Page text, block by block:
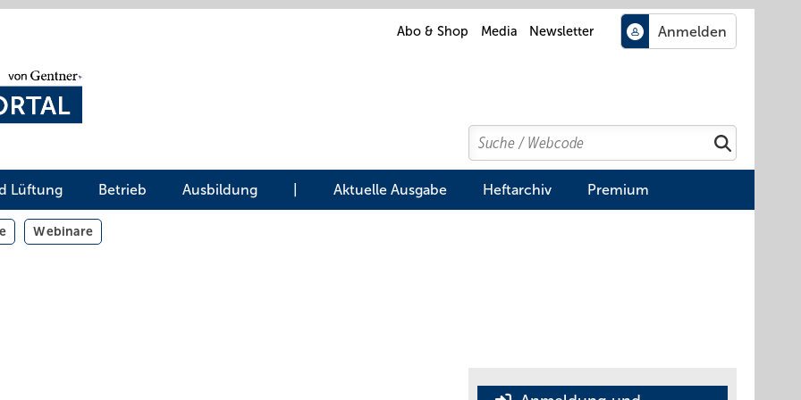
Abo & Shop Media Newsletter
Search
Suchen
Lüftung Betrieb Ausbildung Aktuelle Ausgabe Heftarchiv Premium
Webinare